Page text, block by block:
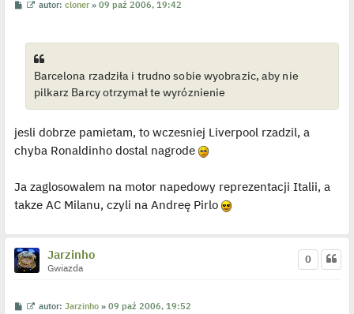
P
W
i
e
t
l
p
o
y
n
c
p
s
autor:cloner »09 paź 2006, 19:42
Barcelona rzadziła i trudno sobie wyobrazic, aby nie
pilkarz Barcy otrzymał te wyróznienie
jesli dobrze pamietam, to wczesniej Liverpool rzadzil, a
chyba Ronaldinho dostal nagrode
Ja zaglosowalem na motor napedowy reprezentacji Italii, a
takze AC Milanu, czyli na Andreę Pirlo
Jarzinho
Gwiazda
0
P
W
autor:Jarzinho »09 paź 2006, 19:52